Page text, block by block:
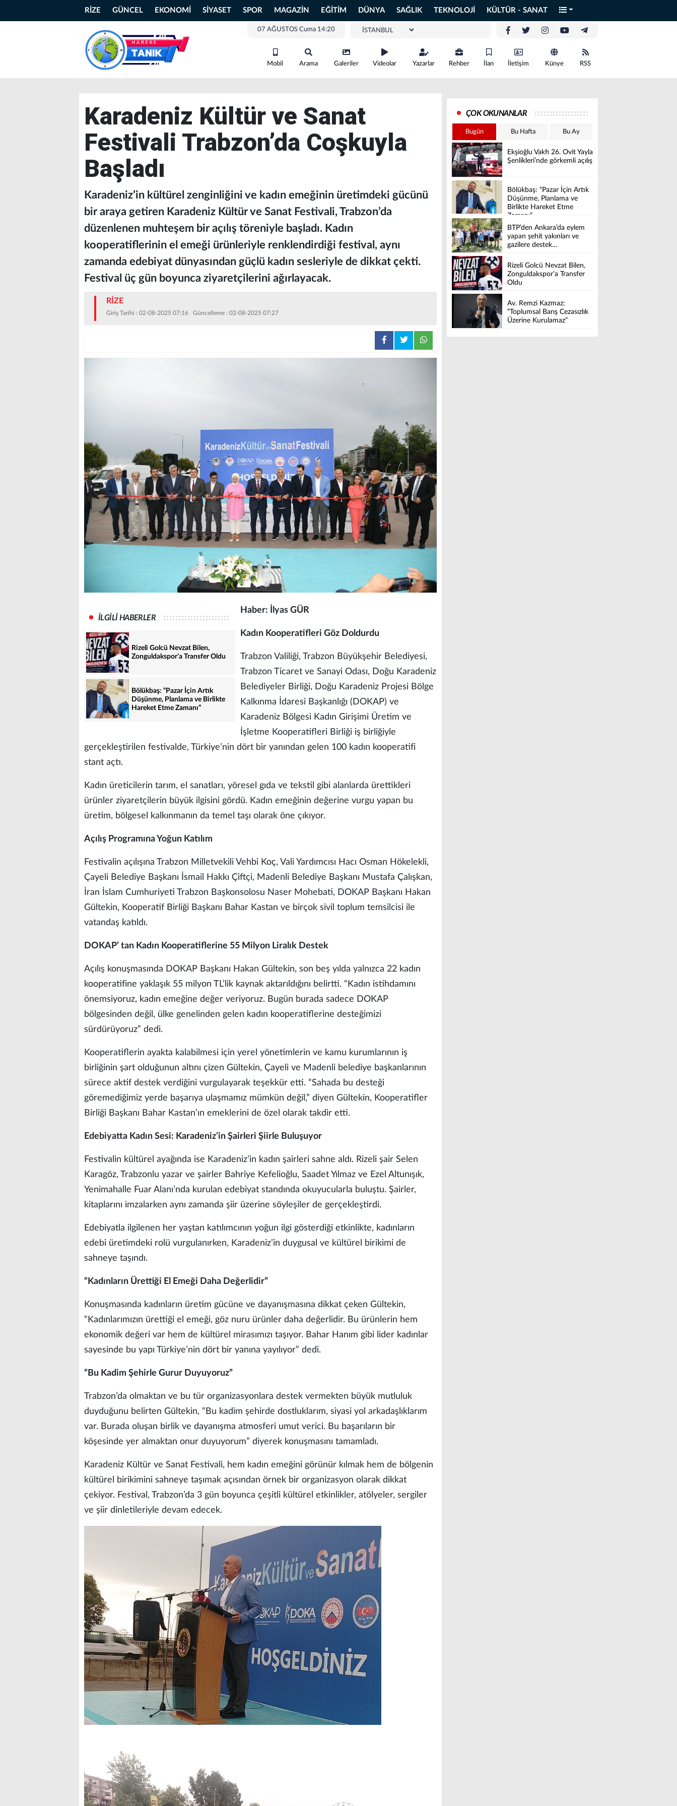
RİZE GÜNCEL EKONOMİ SİYASET SPOR MAGAZİN EĞİTİM DÜNYA SAĞLIK TEKNOLOJİ KÜLTÜR - SANAT
07 AĞUSTOS Cuma 14:20
Mobil Arama Galeriler Videolar Yazarlar Rehber İlan İletişim Künye RSS
Karadeniz Kültür ve Sanat
Festivali Trabzon’da Coşkuyla
Başladı
Karadeniz’in kültürel zenginliğini ve kadın emeğinin üretimdeki gücünü
bir araya getiren Karadeniz Kültür ve Sanat Festivali, Trabzon’da
düzenlenen muhteşem bir açılış töreniyle başladı. Kadın
kooperatiflerinin el emeği ürünleriyle renklendirdiği festival, aynı
zamanda edebiyat dünyasından güçlü kadın sesleriyle de dikkat çekti.
Festival üç gün boyunca ziyaretçilerini ağırlayacak.
RİZE
Giriş Tarihi : 02-08-2025 07:16 Güncelleme : 02-08-2025 07:27
İLGİLİ HABERLER
Rizeli Golcü Nevzat Bilen,
Zonguldakspor’a Transfer Oldu
Bölükbaş: “Pazar İçin Artık
Düşünme, Planlama ve Birlikte
Hareket Etme Zamanı”
Haber: İlyas GÜR
Kadın Kooperatifleri Göz Doldurdu
Trabzon Valiliği, Trabzon Büyükşehir Belediyesi,
Trabzon Ticaret ve Sanayi Odası, Doğu Karadeniz
Belediyeler Birliği, Doğu Karadeniz Projesi Bölge
Kalkınma İdaresi Başkanlığı (DOKAP) ve
Karadeniz Bölgesi Kadın Girişimi Üretim ve
İşletme Kooperatifleri Birliği iş birliğiyle
gerçekleştirilen festivalde, Türkiye’nin dört bir yanından gelen 100 kadın kooperatifi
stant açtı.
Kadın üreticilerin tarım, el sanatları, yöresel gıda ve tekstil gibi alanlarda ürettikleri
ürünler ziyaretçilerin büyük ilgisini gördü. Kadın emeğinin değerine vurgu yapan bu
üretim, bölgesel kalkınmanın da temel taşı olarak öne çıkıyor.
Açılış Programına Yoğun Katılım
Festivalin açılışına Trabzon Milletvekili Vehbi Koç, Vali Yardımcısı Hacı Osman Hökelekli,
Çayeli Belediye Başkanı İsmail Hakkı Çiftçi, Madenli Belediye Başkanı Mustafa Çalışkan,
İran İslam Cumhuriyeti Trabzon Başkonsolosu Naser Mohebati, DOKAP Başkanı Hakan
Gültekin, Kooperatif Birliği Başkanı Bahar Kastan ve birçok sivil toplum temsilcisi ile
vatandaş katıldı.
DOKAP’ tan Kadın Kooperatiflerine 55 Milyon Liralık Destek
Açılış konuşmasında DOKAP Başkanı Hakan Gültekin, son beş yılda yalnızca 22 kadın
kooperatifine yaklaşık 55 milyon TL’lik kaynak aktarıldığını belirtti. “Kadın istihdamını
önemsiyoruz, kadın emeğine değer veriyoruz. Bugün burada sadece DOKAP
bölgesinden değil, ülke genelinden gelen kadın kooperatiflerine desteğimizi
sürdürüyoruz” dedi.
Kooperatiflerin ayakta kalabilmesi için yerel yönetimlerin ve kamu kurumlarının iş
birliğinin şart olduğunun altını çizen Gültekin, Çayeli ve Madenli belediye başkanlarının
sürece aktif destek verdiğini vurgulayarak teşekkür etti. “Sahada bu desteği
göremediğimiz yerde başarıya ulaşmamız mümkün değil,” diyen Gültekin, Kooperatifler
Birliği Başkanı Bahar Kastan’ın emeklerini de özel olarak takdir etti.
Edebiyatta Kadın Sesi: Karadeniz’in Şairleri Şiirle Buluşuyor
Festivalin kültürel ayağında ise Karadeniz’in kadın şairleri sahne aldı. Rizeli şair Selen
Karagöz, Trabzonlu yazar ve şairler Bahriye Kefelioğlu, Saadet Yılmaz ve Ezel Altunışık,
Yenimahalle Fuar Alanı’nda kurulan edebiyat standında okuyucularla buluştu. Şairler,
kitaplarını imzalarken aynı zamanda şiir üzerine söyleşiler de gerçekleştirdi.
Edebiyatla ilgilenen her yaştan katılımcının yoğun ilgi gösterdiği etkinlikte, kadınların
edebi üretimdeki rolü vurgulanırken, Karadeniz’in duygusal ve kültürel birikimi de
sahneye taşındı.
“Kadınların Ürettiği El Emeği Daha Değerlidir”
Konuşmasında kadınların üretim gücüne ve dayanışmasına dikkat çeken Gültekin,
“Kadınlarımızın ürettiği el emeği, göz nuru ürünler daha değerlidir. Bu ürünlerin hem
ekonomik değeri var hem de kültürel mirasımızı taşıyor. Bahar Hanım gibi lider kadınlar
sayesinde bu yapı Türkiye’nin dört bir yanına yayılıyor” dedi.
“Bu Kadim Şehirle Gurur Duyuyoruz”
Trabzon’da olmaktan ve bu tür organizasyonlara destek vermekten büyük mutluluk
duyduğunu belirten Gültekin, “Bu kadim şehirde dostluklarım, siyasi yol arkadaşlıklarım
var. Burada oluşan birlik ve dayanışma atmosferi umut verici. Bu başarıların bir
köşesinde yer almaktan onur duyuyorum” diyerek konuşmasını tamamladı.
Karadeniz Kültür ve Sanat Festivali, hem kadın emeğini görünür kılmak hem de bölgenin
kültürel birikimini sahneye taşımak açısından örnek bir organizasyon olarak dikkat
çekiyor. Festival, Trabzon’da 3 gün boyunca çeşitli kültürel etkinlikler, atölyeler, sergiler
ve şiir dinletileriyle devam edecek.
ÇOK OKUNANLAR
Bugün Bu Hafta Bu Ay
Ekşioğlu Vakfı 26. Ovit Yayla
Şenlikleri’nde görkemli açılış
Bölükbaş: “Pazar İçin Artık
Düşünme, Planlama ve
Birlikte Hareket Etme
Zamanı”
BTP’den Ankara’da eylem
yapan şehit yakınları ve
gazilere destek…
Rizeli Golcü Nevzat Bilen,
Zonguldakspor’a Transfer
Oldu
Av. Remzi Kazmaz:
“Toplumsal Barış Cezasızlık
Üzerine Kurulamaz”